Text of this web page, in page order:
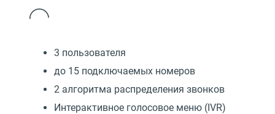
3 пользователя
до 15 подключаемых номеров
2 алгоритма распределения звонков
Интерактивное голосовое меню (IVR)